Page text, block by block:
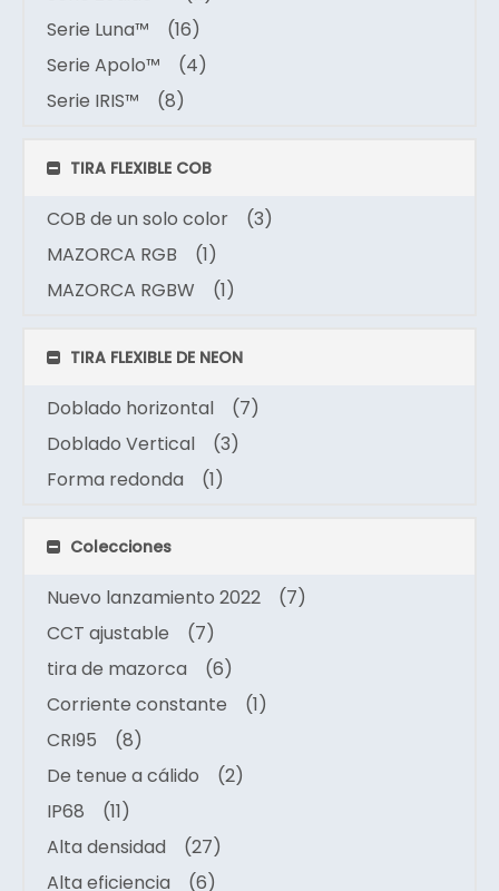
Serie Luna™
(16)
Serie Apolo™
(4)
Serie IRIS™
(8)
TIRA FLEXIBLE COB
COB de un solo color
(3)
MAZORCA RGB
(1)
MAZORCA RGBW
(1)
TIRA FLEXIBLE DE NEON
Doblado horizontal
(7)
Doblado Vertical
(3)
Forma redonda
(1)
Colecciones
Nuevo lanzamiento 2022
(7)
CCT ajustable
(7)
tira de mazorca
(6)
Corriente constante
(1)
CRI95
(8)
De tenue a cálido
(2)
IP68
(11)
Alta densidad
(27)
Alta eficiencia
(6)